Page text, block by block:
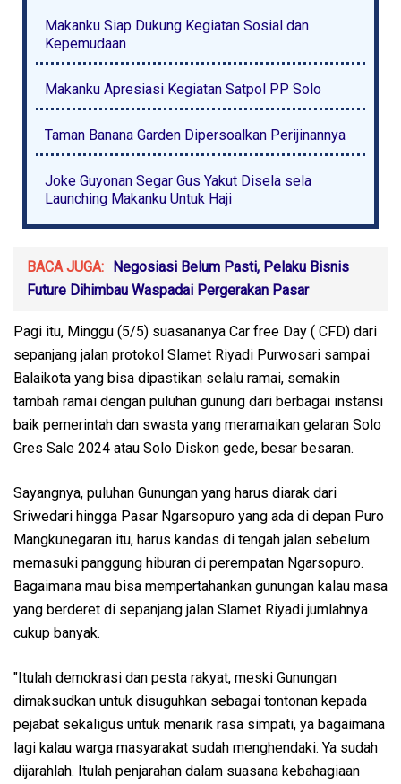
Makanku Siap Dukung Kegiatan Sosial dan
Kepemudaan
Makanku Apresiasi Kegiatan Satpol PP Solo
Taman Banana Garden Dipersoalkan Perijinannya
Joke Guyonan Segar Gus Yakut Disela sela
Launching Makanku Untuk Haji
BACA JUGA: Negosiasi Belum Pasti, Pelaku Bisnis
Future Dihimbau Waspadai Pergerakan Pasar
Pagi itu, Minggu (5/5) suasananya Car free Day ( CFD) dari
sepanjang jalan protokol Slamet Riyadi Purwosari sampai
Balaikota yang bisa dipastikan selalu ramai, semakin
tambah ramai dengan puluhan gunung dari berbagai instansi
baik pemerintah dan swasta yang meramaikan gelaran Solo
Gres Sale 2024 atau Solo Diskon gede, besar besaran.
Sayangnya, puluhan Gunungan yang harus diarak dari
Sriwedari hingga Pasar Ngarsopuro yang ada di depan Puro
Mangkunegaran itu, harus kandas di tengah jalan sebelum
memasuki panggung hiburan di perempatan Ngarsopuro.
Bagaimana mau bisa mempertahankan gunungan kalau masa
yang berderet di sepanjang jalan Slamet Riyadi jumlahnya
cukup banyak.
"Itulah demokrasi dan pesta rakyat, meski Gunungan
dimaksudkan untuk disuguhkan sebagai tontonan kepada
pejabat sekaligus untuk menarik rasa simpati, ya bagaimana
lagi kalau warga masyarakat sudah menghendaki. Ya sudah
dijarahlah. Itulah penjarahan dalam suasana kebahagiaan